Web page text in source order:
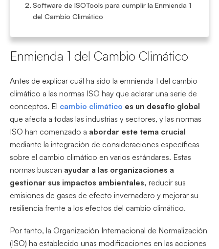
Software de ISOTools para cumplir la Enmienda 1
del Cambio Climático
Enmienda 1 del Cambio Climático
Antes de explicar cuál ha sido la enmienda 1 del cambio
climático a las normas ISO hay que aclarar una serie de
conceptos. El cambio climático es un desafío global
que afecta a todas las industrias y sectores, y las normas
ISO han comenzado a abordar este tema crucial
mediante la integración de consideraciones específicas
sobre el cambio climático en varios estándares. Estas
normas buscan ayudar a las organizaciones a
gestionar sus impactos ambientales, reducir sus
emisiones de gases de efecto invernadero y mejorar su
resiliencia frente a los efectos del cambio climático.
Por tanto, la Organización Internacional de Normalización
(ISO) ha establecido unas modificaciones en las acciones